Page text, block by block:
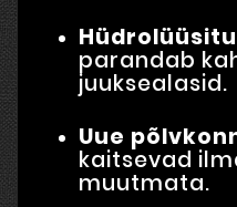
parandab
juuksealasid.
Uue
kaitsevad
muutmata.